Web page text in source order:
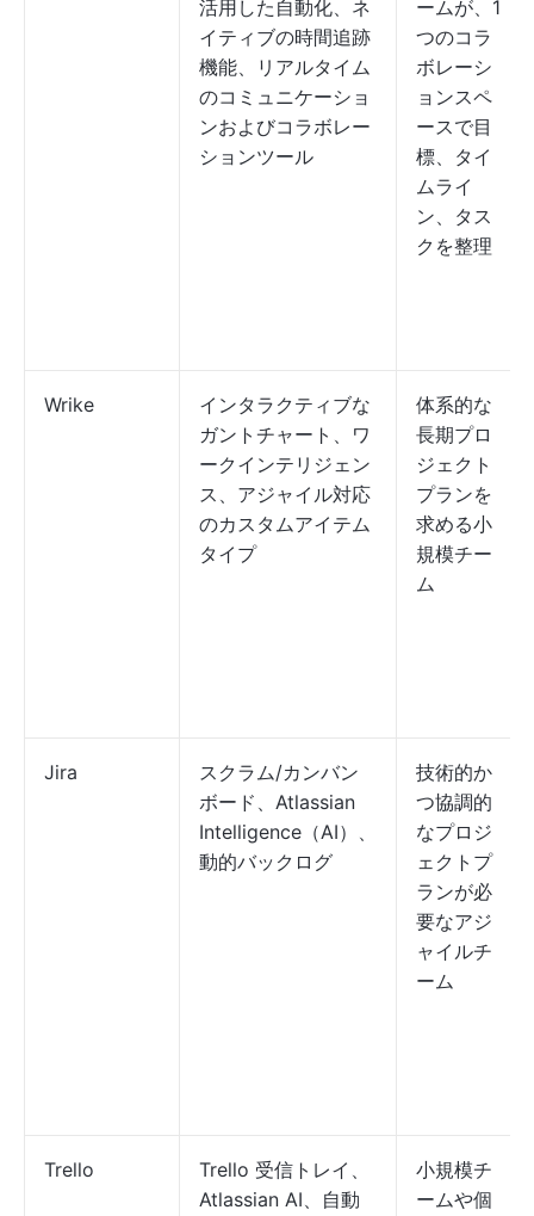
活用した自動化、ネ
イティブの時間追跡
機能、リアルタイム
のコミュニケーショ
ンおよびコラボレー
ションツール
ームが、1
つのコラ
ボレーシ
ョンスペ
ースで目
標、タイ
ムライ
ン、タス
クを整理
Wrike
インタラクティブな
ガントチャート、ワ
ークインテリジェン
ス、アジャイル対応
のカスタムアイテム
タイプ
体系的な
長期プロ
ジェクト
プランを
求める小
規模チー
ム
Jira
スクラム/カンバン
ボード、Atlassian
Intelligence（AI）、
動的バックログ
技術的か
つ協調的
なプロジ
ェクトプ
ランが必
要なアジ
ャイルチ
ーム
Trello
Trello 受信トレイ、
Atlassian AI、自動
小規模チ
ームや個